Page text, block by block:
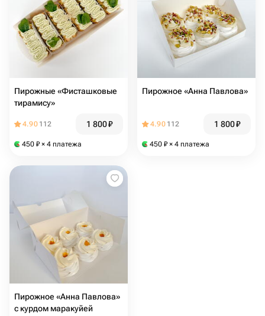
Пирожные «Фисташковые
тирамису»
4.90 112 1 800₽
450 ₽ × 4 платежа
Пирожное «Анна Павлова»
4.90 112 1 800₽
450 ₽ × 4 платежа
Пирожное «Анна Павлова»
с курдом маракуйей